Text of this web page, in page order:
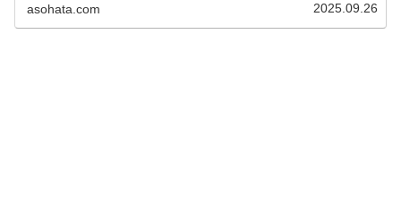
asohata.com 2025.09.26